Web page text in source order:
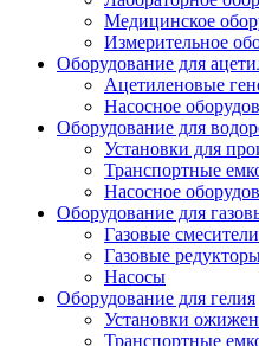
Медицинское
Измерительное
Оборудование для
Ацетиленовые
Насосное
Оборудование для
Установки для
Транспортные
Насосное
Оборудование для
Газовые смесители
Газовые
Насосы
Оборудование для гелия
Установки
Транспортные